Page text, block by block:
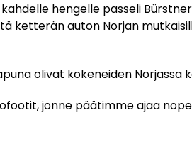
hengelle passeli
ketterän auton Norjan
olivat kokeneiden
jonne päätimme ajaa